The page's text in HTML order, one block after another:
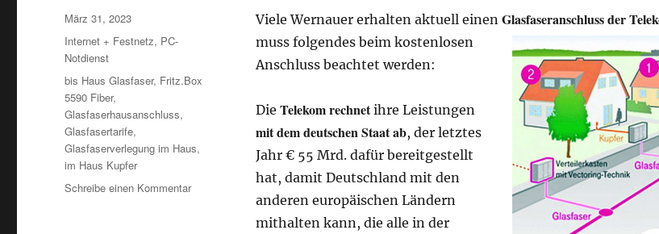
Viele Wernauer erhalten aktuell einen Glasfaseranschlussder
muss folgendes beim kostenlosen
Anschluss beachtet werden:
Die Telekom rechnetihre Leistungen
mit dem deutschen Staat ab, der letztes
Jahr € 55 Mrd. dafür bereitgestellt
hat, damit Deutschland mit den
anderen europäischen Ländern
mithalten kann, die alle in der
Veröffentlicht
am
März 31, 2023
Kategorien
Internet + Festnetz, PC-
Notdienst
Schlagwörter
bis Haus Glasfaser, Fritz.Box
5590 Fiber,
Glasfaserhausanschluss,
Glasfasertarife,
Glasfaserverlegung im Haus,
im Haus Kupfer
Schreibe einen Kommentarzu